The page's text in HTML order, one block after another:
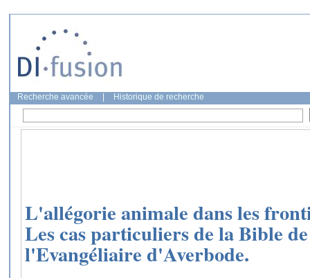
Recherche avancée Historique de recherche
L'allégorie animale dans les
Les cas particuliers de la Bible
l'Evangéliaire d'Averbode.